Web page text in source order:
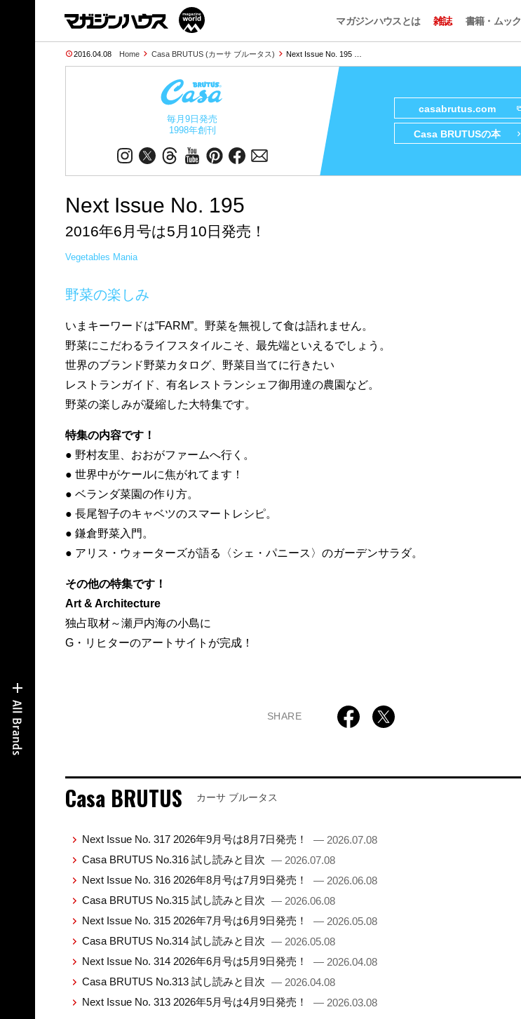
マガジンハウスとは 雑誌 書籍・ムック
2016.04.08 Home Casa BRUTUS (カーサ ブルータス) Next Issue No. 195 …
毎月9日発売
1998年創刊
casabrutus.com
Casa BRUTUSの本
Next Issue No. 195
2016年6月号は5月10日発売！
Vegetables Mania
野菜の楽しみ
いまキーワードは”FARM”。野菜を無視して食は語れません。
野菜にこだわるライフスタイルこそ、最先端といえるでしょう。
世界のブランド野菜カタログ、野菜目当てに行きたい
レストランガイド、有名レストランシェフ御用達の農園など。
野菜の楽しみが凝縮した大特集です。
特集の内容です！
● 野村友里、おおがファームへ行く。
● 世界中がケールに焦がれてます！
● ベランダ菜園の作り方。
● 長尾智子のキャベツのスマートレシピ。
● 鎌倉野菜入門。
● アリス・ウォーターズが語る〈シェ・パニース〉のガーデンサラダ。
その他の特集です！
Art & Architecture
独占取材～瀬戸内海の小島に
G・リヒターのアートサイトが完成！
SHARE
Casa BRUTUS カーサ ブルータス
Next Issue No. 317 2026年9月号は8月7日発売！
— 2026.07.08
Casa BRUTUS No.316 試し読みと目次 — 2026.07.08
Next Issue No. 316 2026年8月号は7月9日発売！
— 2026.06.08
Casa BRUTUS No.315 試し読みと目次 — 2026.06.08
Next Issue No. 315 2026年7月号は6月9日発売！
— 2026.05.08
Casa BRUTUS No.314 試し読みと目次 — 2026.05.08
Next Issue No. 314 2026年6月号は5月9日発売！
— 2026.04.08
Casa BRUTUS No.313 試し読みと目次 — 2026.04.08
Next Issue No. 313 2026年5月号は4月9日発売！
— 2026.03.08